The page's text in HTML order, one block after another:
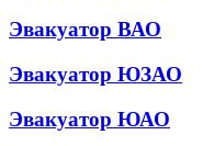
Эвакуатор ВАО
Эвакуатор ЮЗАО
Эвакуатор ЮАО